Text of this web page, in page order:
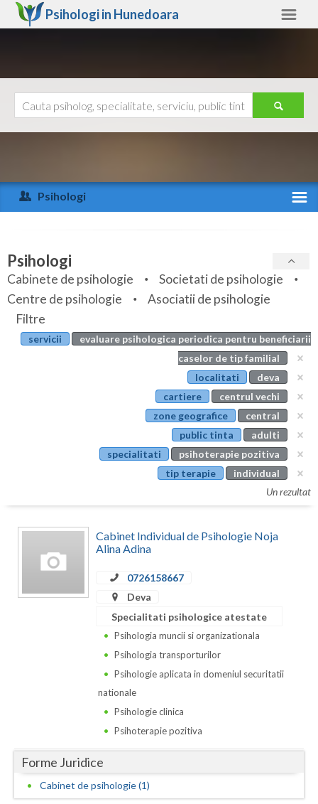
Psihologi in Hunedoara
Arad
Arges
Bihor
Bistrita-Nasaud
Botosani
Cluj
Constanta
Harghita
Hunedoara
Ajutor
Psihologi
Specialitati
Servicii
Articole
Evenimente
Psihologi
Cabinete de psihologie
Societati de psihologie
Centre de psihologie
Asociatii de psihologie
Filtre
servicii
evaluare psihologica periodica pentru beneficiarii
caselor de tip familial
localitati
deva
cartiere
centrul vechi
zone geografice
central
public tinta
adulti
specialitati
psihoterapie pozitiva
tip terapie
individual
Un rezultat
Cabinet Individual de Psihologie Noja
Alina Adina
0726158667
Deva
Specialitati psihologice atestate
Psihologia muncii si organizationala
Psihologia transporturilor
Psihologie aplicata in domeniul securitatii
nationale
Psihologie clinica
Psihoterapie pozitiva
Forme Juridice
Cabinet de psihologie (1)